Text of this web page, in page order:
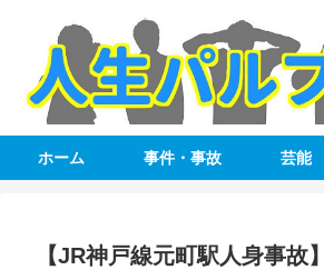
ホーム 事件・事故 芸能
【JR神戸線元町駅人身事故